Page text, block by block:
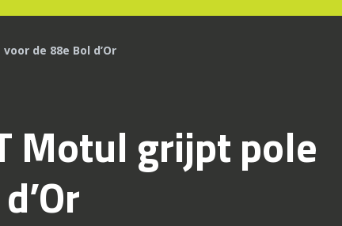
de 88e Bol d’Or
Motul grijpt pole